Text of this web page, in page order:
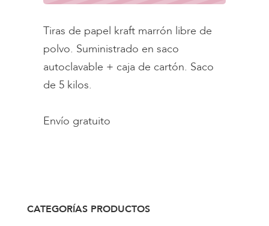
Tiras de papel kraft marrón libre de
polvo. Suministrado en saco
autoclavable + caja de cartón. Saco
de 5 kilos.
Envío gratuito
CATEGORÍAS PRODUCTOS